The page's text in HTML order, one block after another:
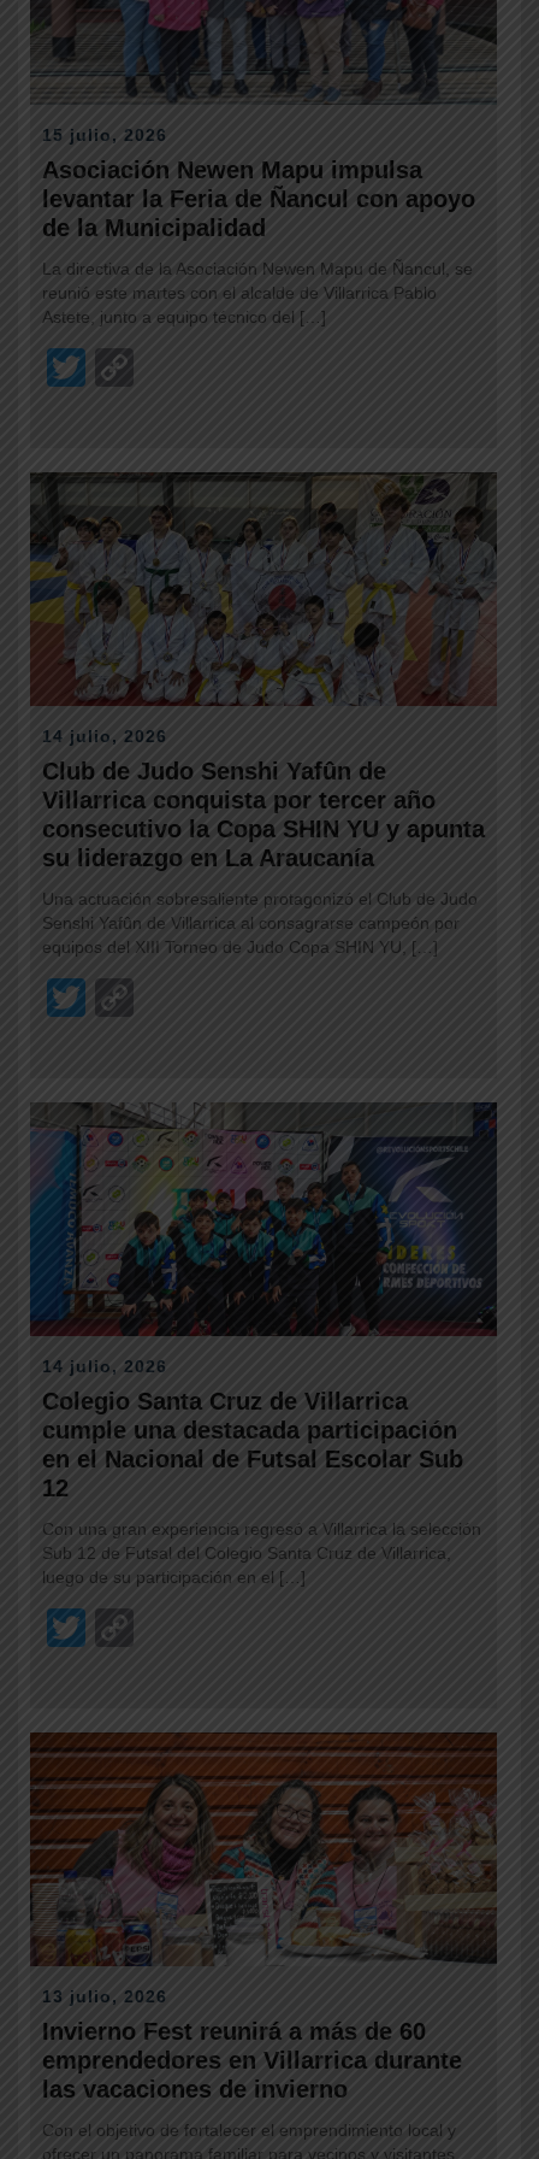
15 julio, 2026
Asociación Newen Mapu impulsa
levantar la Feria de Ñancul con apoyo
de la Municipalidad
La directiva de la Asociación Newen Mapu de Ñancul, se
reunió este martes con el alcalde de Villarrica Pablo
Astete, junto a equipo técnico del […]
T
er y
Li
n
k
14 julio, 2026
Club de Judo Senshi Yafûn de
Villarrica conquista por tercer año
consecutivo la Copa SHIN YU y apunta
su liderazgo en La Araucanía
Una actuación sobresaliente protagonizó el Club de Judo
Senshi Yafûn de Villarrica al consagrarse campeón por
equipos del XIII Torneo de Judo Copa SHIN YU, […]
T
er y
Li
n
k
14 julio, 2026
Colegio Santa Cruz de Villarrica
cumple una destacada participación
en el Nacional de Futsal Escolar Sub
12
Con una gran experiencia regresó a Villarrica la selección
Sub 12 de Futsal del Colegio Santa Cruz de Villarrica,
luego de su participación en el […]
T
er y
Li
n
k
13 julio, 2026
Invierno Fest reunirá a más de 60
emprendedores en Villarrica durante
las vacaciones de invierno
Con el objetivo de fortalecer el emprendimiento local y
ofrecer un panorama familiar para vecinos y visitantes,